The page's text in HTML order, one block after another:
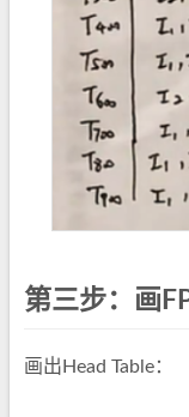
第三步：画
画出Head Table：